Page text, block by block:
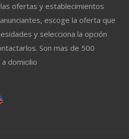
ofertas y establecimientos
escoge la oferta que
y selecciona la opción
Son mas de 500
domicilio